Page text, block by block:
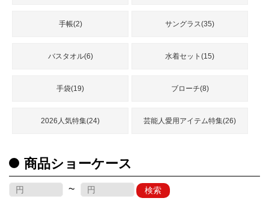
手帳(2) サングラス(35)
バスタオル(6) 水着セット(15)
手袋(19) ブローチ(8)
2026人気特集(24) 芸能人愛用アイテム特集(26)
商品ショーケース
~ 検索